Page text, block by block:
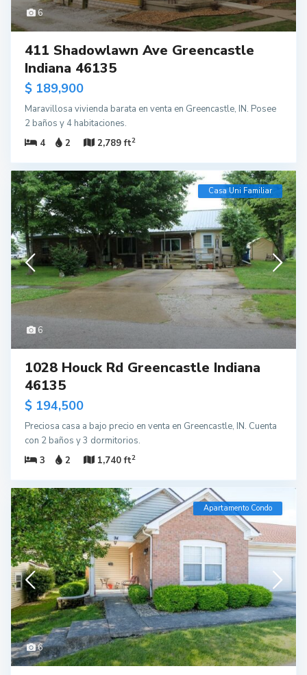
6
411 Shadowlawn Ave Greencastle
Indiana 46135
$ 189,900
Maravillosa vivienda barata en venta en Greencastle, IN. Posee
2 baños y 4 habitaciones.
4
2 2,789 ft2
6
Casa Uni Familiar
1028 Houck Rd Greencastle Indiana
46135
$ 194,500
Preciosa casa a bajo precio en venta en Greencastle, IN. Cuenta
con 2 baños y 3 dormitorios.
3
2 1,740 ft2
6
Apartamento Condo